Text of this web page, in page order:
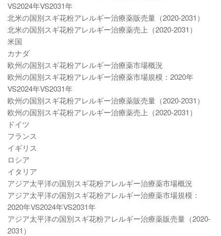
VS2024年VS2031年
北米の国別スギ花粉アレルギー治療薬販売量（2020-2031）
北米の国別スギ花粉アレルギー治療薬売上（2020-2031）
米国
カナダ
欧州の国別スギ花粉アレルギー治療薬市場概況
欧州の国別スギ花粉アレルギー治療薬市場規模：2020年
VS2024年VS2031年
欧州の国別スギ花粉アレルギー治療薬販売量（2020-2031）
欧州の国別スギ花粉アレルギー治療薬売上（2020-2031）
ドイツ
フランス
イギリス
ロシア
イタリア
アジア太平洋の国別スギ花粉アレルギー治療薬市場概況
アジア太平洋の国別スギ花粉アレルギー治療薬市場規模：
2020年VS2024年VS2031年
アジア太平洋の国別スギ花粉アレルギー治療薬販売量（2020-
2031）